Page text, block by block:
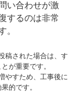
い合わせが激
するのは非常
。
稿された場合は、す
が重要です。
やすため、工事後に
的です。